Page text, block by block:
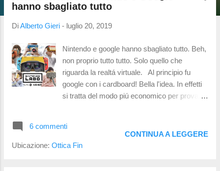
hanno sbagliato tutto
DiAlberto Gieri - luglio 20, 2019
Nintendo e google hanno sbagliato tutto. Beh,
non proprio tutto tutto. Solo quello che
riguarda la realtá virtuale. Al principio fu
google con i cardboard! Bella l'idea. In effetti
si tratta del modo piú economico per provare
origine era fatto di cartone!). 10 per l'idea. 3
per l'esecuzione. Il VR kit della Nintendo e i
6 commenti
Ubicazione: Ottica Fin
CONTINUA A LEGGERE